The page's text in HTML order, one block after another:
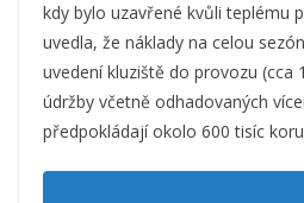
kdy bylo uzavřené kvůli teplému
uvedla, že náklady na celou
uvedení kluziště do provozu (cca
údržby včetně odhadovaných
předpokládají okolo 600 tisíc